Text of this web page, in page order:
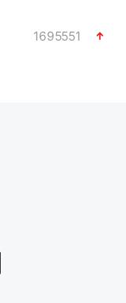
1695551